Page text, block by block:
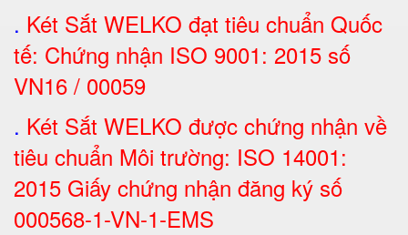
. Két Sắt WELKO đạt tiêu chuẩn Quốc
tế: Chứng nhận ISO 9001: 2015 số
VN16 / 00059
. Két Sắt WELKO được chứng nhận về
tiêu chuẩn Môi trường: ISO 14001:
2015 Giấy chứng nhận đăng ký số
000568-1-VN-1-EMS